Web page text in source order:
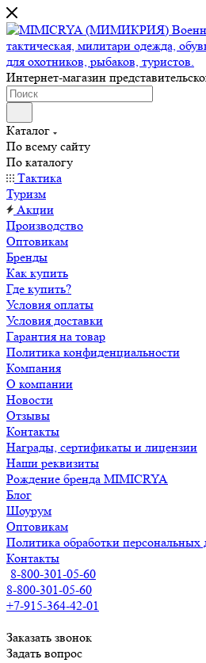
Интернет-магазин
Каталог
По всему сайту
По каталогу
Тактика
Туризм
Акции
Производство
Оптовикам
Бренды
Как купить
Где купить?
Условия оплаты
Условия доставки
Гарантия на товар
Политика конфиденциальности
Компания
О компании
Новости
Отзывы
Контакты
Награды, сертификаты и лицензии
Наши реквизиты
Рождение бренда MIMICRYA
Блог
Шоурум
Оптовикам
Политика обработки персональных
Контакты
8-800-301-05-60
8-800-301-05-60
+7-915-364-42-01
Заказать звонок
Задать вопрос